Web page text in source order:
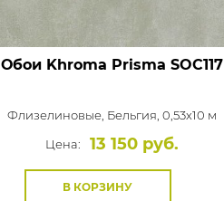
Обои Khroma Prisma SOC117
Флизелиновые, Бельгия, 0,53x10 м
Цена:
13 150 руб.
В КОРЗИНУ